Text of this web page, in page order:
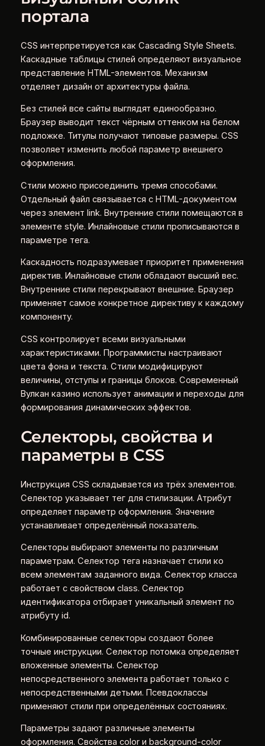
портала
CSS интерпретируется как Cascading Style Sheets.
Каскадные таблицы стилей определяют визуальное
представление HTML-элементов. Механизм
отделяет дизайн от архитектуры файла.
Без стилей все сайты выглядят единообразно.
Браузер выводит текст чёрным оттенком на белом
подложке. Титулы получают типовые размеры. CSS
позволяет изменить любой параметр внешнего
оформления.
Стили можно присоединить тремя способами.
Отдельный файл связывается с HTML-документом
через элемент link. Внутренние стили помещаются в
элементе style. Инлайновые стили прописываются в
параметре тега.
Каскадность подразумевает приоритет применения
директив. Инлайновые стили обладают высший вес.
Внутренние стили перекрывают внешние. Браузер
применяет самое конкретное директиву к каждому
компоненту.
CSS контролирует всеми визуальными
характеристиками. Программисты настраивают
цвета фона и текста. Стили модифицируют
величины, отступы и границы блоков. Современный
Вулкан казино использует анимации и переходы для
формирования динамических эффектов.
Селекторы, свойства и
параметры в CSS
Инструкция CSS складывается из трёх элементов.
Селектор указывает тег для стилизации. Атрибут
определяет параметр оформления. Значение
устанавливает определённый показатель.
Селекторы выбирают элементы по различным
параметрам. Селектор тега назначает стили ко
всем элементам заданного вида. Селектор класса
работает с свойством class. Селектор
идентификатора отбирает уникальный элемент по
атрибуту id.
Комбинированные селекторы создают более
точные инструкции. Селектор потомка определяет
вложенные элементы. Селектор
непосредственного элемента работает только с
непосредственными детьми. Псевдоклассы
применяют стили при определённых состояниях.
Параметры задают различные элементы
оформления. Свойства color и background-color